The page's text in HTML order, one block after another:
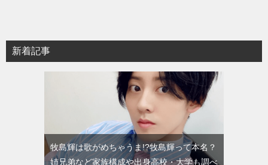
新着記事
牧島輝は歌がめちゃうま!?牧島輝って本名？
姉兄弟など家族構成や出身高校・大学も調べ